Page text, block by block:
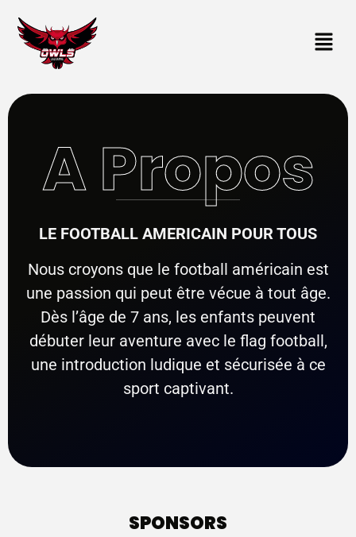
A Propos
LE FOOTBALL AMERICAIN POUR TOUS
Nous croyons que le football américain est
une passion qui peut être vécue à tout âge.
Dès l’âge de 7 ans, les enfants peuvent
débuter leur aventure avec le flag football,
une introduction ludique et sécurisée à ce
sport captivant.
SPONSORS